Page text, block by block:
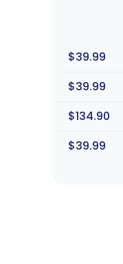
$39.99
$39.99
$134.90
$39.99